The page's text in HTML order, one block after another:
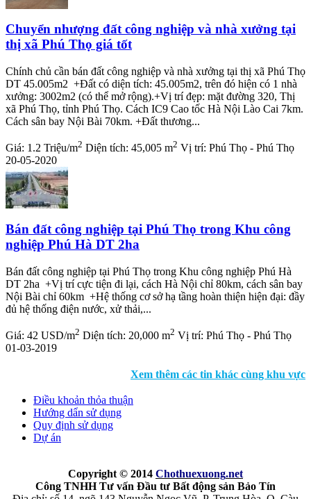
Chuyển nhượng đất công nghiệp và nhà xưởng tại
thị xã Phú Thọ giá tốt
Chính chủ cần bán đất công nghiệp và nhà xưởng tại thị xã Phú Thọ
DT 45.005m2 +Đất có diện tích: 45.005m2, trên đó hiện có 1 nhà
xưởng: 3002m2 (có thể mở rộng).+Vị trí đẹp: mặt đường 320, Thị
xã Phú Thọ, tỉnh Phú Thọ. Cách IC9 Cao tốc Hà Nội Lào Cai 7km.
Cách sân bay Nội Bài 70km. +Đất thương...
Giá: 1.2 Triệu/m2 Diện tích: 45,005 m2 Vị trí: Phú Thọ - Phú Thọ
20-05-2020
Bán đất công nghiệp tại Phú Thọ trong Khu công
nghiệp Phú Hà DT 2ha
Bán đất công nghiệp tại Phú Thọ trong Khu công nghiệp Phú Hà
DT 2ha +Vị trí cực tiện đi lại, cách Hà Nội chỉ 80km, cách sân bay
Nội Bài chỉ 60km +Hệ thống cơ sở hạ tầng hoàn thiện hiện đại: đầy
đủ hệ thống điện nước, xử thải,...
Giá: 42 USD/m2 Diện tích: 20,000 m2 Vị trí: Phú Thọ - Phú Thọ
01-03-2019
Xem thêm các tin khác cùng khu vực
Điều khoản thỏa thuận
Hướng dẩn sử dụng
Quy định sử dụng
Dự án
Copyright © 2014 Chothuexuong.net
Công TNHH Tư vấn Đầu tư Bất động sản Bảo Tín